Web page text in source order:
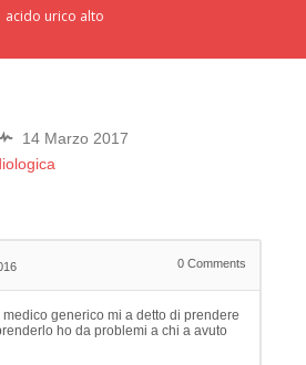
acido urico alto
14 Marzo 2017
0 Comments
medico generico mi a detto di prendere
ho da problemi a chi a avuto